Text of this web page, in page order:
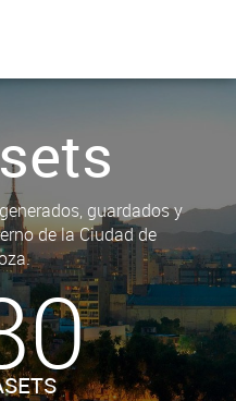
guardados y
de la Ciudad de